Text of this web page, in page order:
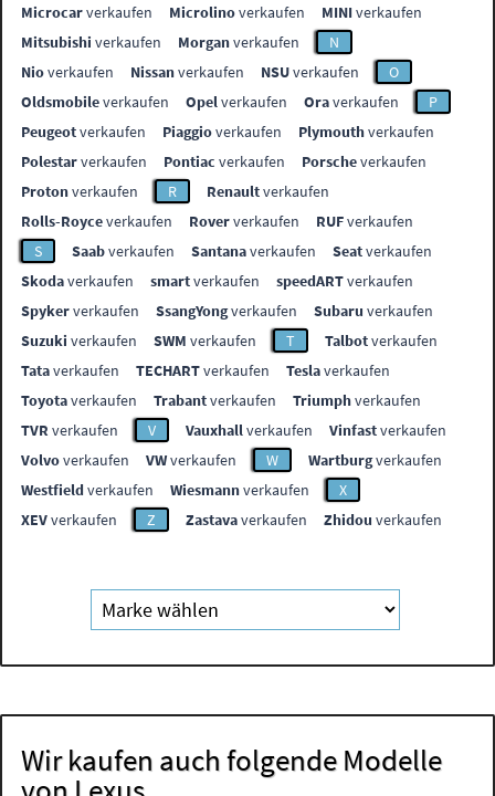
Microcarverkaufen Microlinoverkaufen MINIverkaufen
Mitsubishi verkaufen Morganverkaufen
N
Nioverkaufen Nissanverkaufen NSUverkaufen
O
Oldsmobileverkaufen Opelverkaufen Oraverkaufen
P
Peugeotverkaufen Piaggioverkaufen Plymouthverkaufen
Polestarverkaufen Pontiac verkaufen Porscheverkaufen
Protonverkaufen R Renaultverkaufen
Rolls-Royceverkaufen Roververkaufen RUFverkaufen
S
Saabverkaufen Santanaverkaufen Seatverkaufen
Skodaverkaufen smartverkaufen speedARTverkaufen
Spykerverkaufen SsangYongverkaufen Subaru verkaufen
Suzuki verkaufen SWM verkaufen T Talbotverkaufen
Tataverkaufen TECHARTverkaufen Teslaverkaufen
Toyotaverkaufen Trabantverkaufen Triumphverkaufen
TVR verkaufen V Vauxhallverkaufen Vinfastverkaufen
Volvoverkaufen VWverkaufen W Wartburgverkaufen
Westfieldverkaufen Wiesmannverkaufen
X
XEVverkaufen Z Zastavaverkaufen Zhidou verkaufen
Wir kaufen auch folgende Modelle